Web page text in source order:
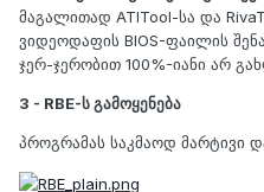
მაგალითად ATITool-სა და
ვიდეოდაფის BIOS-ფაილის
ჯერ-ჯერობით 100%-იანი არ
3 - RBE-ს გამოყენება
პროგრამას საკმაოდ მარტივი